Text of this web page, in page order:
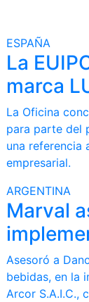
ESPAÑA
La
marca
La Oficina
para parte del
una referencia
empresarial.
ARGENTINA
Marval
Asesoró a
bebidas, en la
Arcor S.A.I.C.,